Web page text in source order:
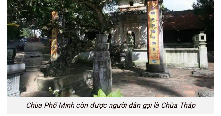
Chùa Phổ Minh còn được người dân gọi là Chùa Tháp